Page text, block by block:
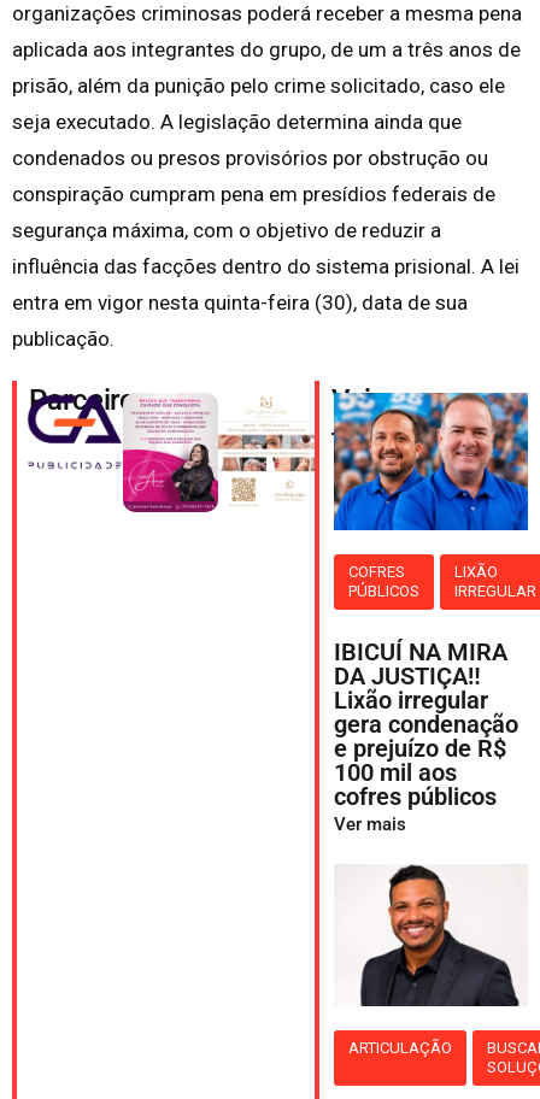
organizações criminosas poderá receber a mesma pena
aplicada aos integrantes do grupo, de um a três anos de
prisão, além da punição pelo crime solicitado, caso ele
seja executado. A legislação determina ainda que
condenados ou presos provisórios por obstrução ou
conspiração cumpram pena em presídios federais de
segurança máxima, com o objetivo de reduzir a
influência das facções dentro do sistema prisional. A lei
entra em vigor nesta quinta-feira (30), data de sua
publicação.
Parceiros
Veja
também
COFRES
PÚBLICOS
LIXÃO
IRREGULAR
IBICUÍ NA MIRA
DA JUSTIÇA‼️
Lixão irregular
gera condenação
e prejuízo de R$
100 mil aos
cofres públicos
Ver mais
ARTICULAÇÃO